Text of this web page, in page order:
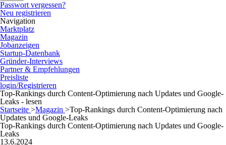
Passwort vergessen?
Neu registrieren
Navigation
Marktplatz
Magazin
Jobanzeigen
Startup-Datenbank
Gründer-Interviews
Partner & Empfehlungen
Preisliste
login/Registrieren
Top-Rankings durch Content-Optimierung nach Updates und Google-
Leaks - lesen
Startseite >Magazin >Top-Rankings durch Content-Optimierung nach
Updates und Google-Leaks
Top-Rankings durch Content-Optimierung nach Updates und Google-
Leaks
13.6.2024